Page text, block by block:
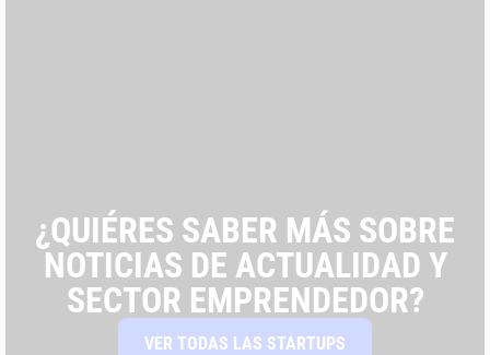
¿QUIÉRES SABER MÁS SOBRE
NOTICIAS DE ACTUALIDAD Y
SECTOR EMPRENDEDOR?
VER TODAS LAS STARTUPS